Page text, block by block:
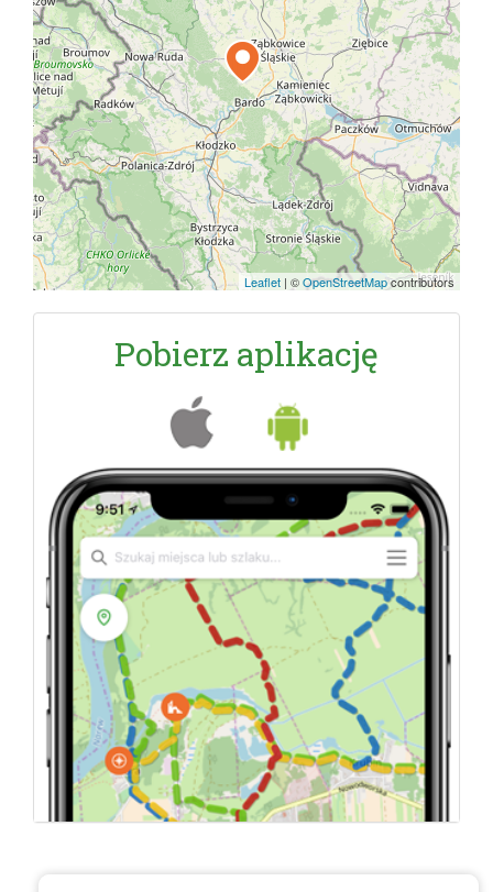
Leaflet | ©OpenStreetMapcontributors
Pobierz aplikację